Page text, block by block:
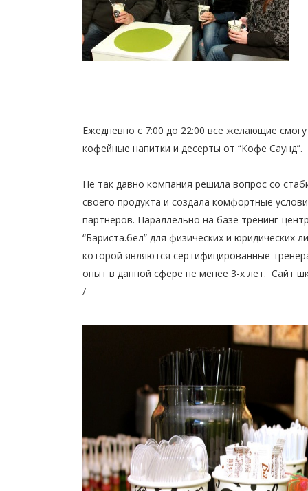
Ежедневно с 7:00 до 22:00 все желающие
кофейные напитки и десерты от “Кофе Саунд”.
Не так давно компания решила вопрос со
своего продукта и создала комфортные
партнеров. Параллельно на базе тренинг-
“Бариста.бел” для физических и юридических
которой являются сертифицированные
опыт в данной сфере не менее 3-х лет. Сайт
/